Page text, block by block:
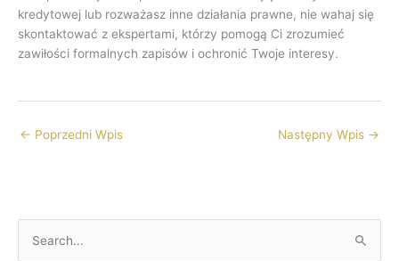
kredytowej lub rozważasz inne działania prawne, nie wahaj się
skontaktować z ekspertami, którzy pomogą Ci zrozumieć
zawiłości formalnych zapisów i ochronić Twoje interesy.
← Poprzedni Wpis Następny Wpis →